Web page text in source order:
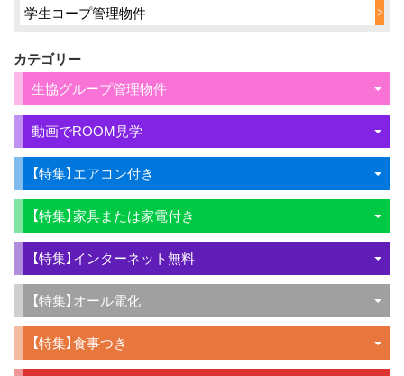
学生コープ管理物件
カテゴリー
生協グループ管理物件
動画でROOM見学
【特集】エアコン付き
【特集】家具または家電付き
【特集】インターネット無料
【特集】オール電化
【特集】食事つき